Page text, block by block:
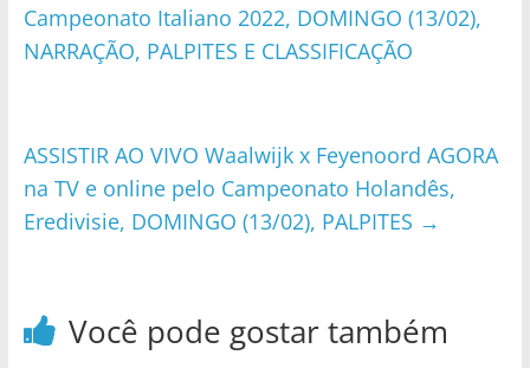
Campeonato Italiano 2022, DOMINGO (13/02),
NARRAÇÃO, PALPITES E CLASSIFICAÇÃO
ASSISTIR AO VIVO Waalwijk x Feyenoord AGORA
na TV e online pelo Campeonato Holandês,
Eredivisie, DOMINGO (13/02), PALPITES →
Você pode gostar também